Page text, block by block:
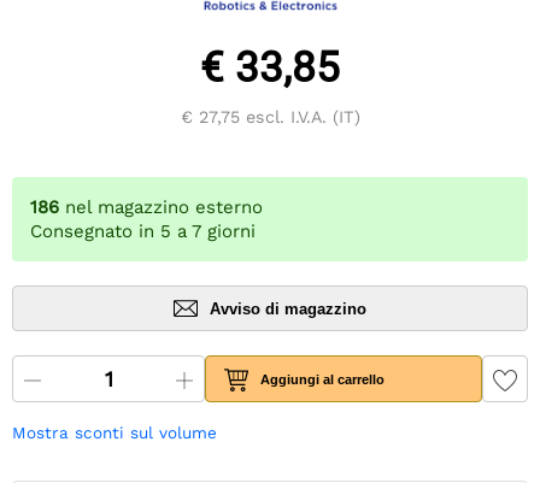
€ 33,85
€ 27,75escl. I.V.A. (IT)
186 nel magazzino esterno
Consegnato in 5 a 7 giorni
Avviso di magazzino
Aggiungi al carrello
Mostra sconti sul volume